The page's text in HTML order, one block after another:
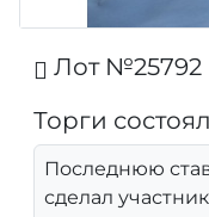
Лот №25792
Торги
Последнюю
сделал